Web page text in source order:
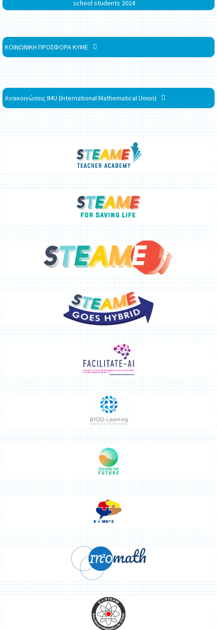
school students 2024
ΚΟΙΝΩΝΙΚΗ ΠΡΟΣΦΟΡΑ ΚΥΜΕ
Ανακοινώσεις IMU (International Mathematical Union)